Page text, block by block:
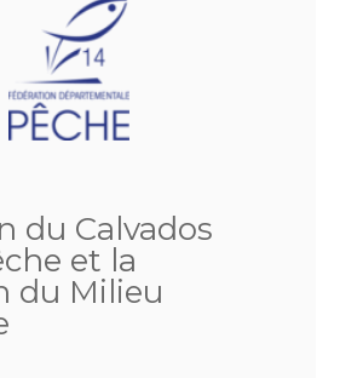
du Calvados
et la
du Milieu